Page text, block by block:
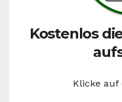
Kostenlos
Klicke auf